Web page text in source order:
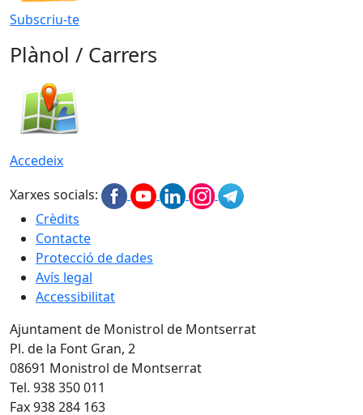
Subscriu-te
Plànol / Carrers
Accedeix
Xarxes socials:
Crèdits
Contacte
Protecció de dades
Avís legal
Accessibilitat
Ajuntament de Monistrol de Montserrat
Pl. de la Font Gran, 2
08691 Monistrol de Montserrat
Tel. 938 350 011
Fax 938 284 163